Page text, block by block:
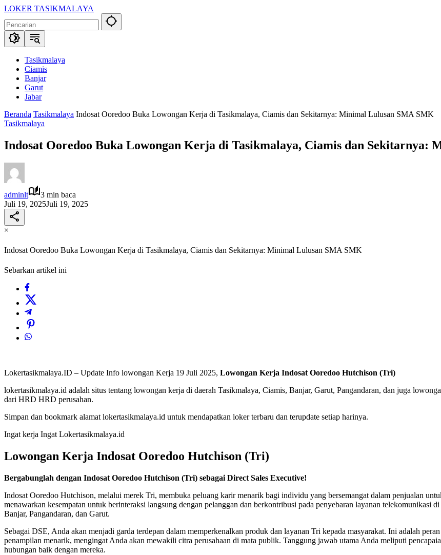
Langsung
konten
LOKER TASIKMALAYA
Lowongan
Kerja
Tasikmalaya
SekitarnaTasikmalaya
Ciamis
Banjar
Garut
Jabar
Beranda Tasikmalaya Indosat Ooredoo Buka Lowongan Kerja di Tasikmalaya, Ciamis dan Sekitarnya: Minimal Lulusan SMA SMK
Tasikmalaya
Indosat Ooredoo Buka Lowongan Kerja di Tasikmalaya, Ciamis dan Sekitarnya:
adminlt
3 min baca
Juli 19, 2025Juli 19, 2025
×
Indosat Ooredoo Buka Lowongan Kerja di Tasikmalaya, Ciamis dan Sekitarnya: Minimal Lulusan SMA SMK
Sebarkan artikel ini
Lokertasikmalaya.ID – Update Info lowongan Kerja 19 Juli 2025, Lowongan Kerja Indosat Ooredoo Hutchison (Tri)
lokertasikmalaya.id adalah situs tentang lowongan kerja di daerah Tasikmalaya, Ciamis, Banjar, Garut, Pangandaran, dan juga
dari HRD HRD perusahan.
Simpan dan bookmark alamat lokertasikmalaya.id untuk mendapatkan loker terbaru dan terupdate setiap harinya.
Ingat kerja Ingat Lokertasikmalaya.id
Lowongan Kerja Indosat Ooredoo Hutchison (Tri)
Bergabunglah dengan Indosat Ooredoo Hutchison (Tri) sebagai Direct Sales Executive!
Indosat Ooredoo Hutchison, melalui merek Tri, membuka peluang karir menarik bagi individu yang bersemangat dalam penjualan
menawarkan kesempatan untuk berinteraksi langsung dengan pelanggan dan berkontribusi pada penyebaran layanan telekomunikasi
Banjar, Pangandaran, dan Garut.
Sebagai DSE, Anda akan menjadi garda terdepan dalam memperkenalkan produk dan layanan Tri kepada masyarakat. Ini adalah
penampilan menarik, mengingat Anda akan mewakili citra perusahaan di mata publik. Tanggung jawab utama Anda meliputi
hubungan baik dengan mereka.